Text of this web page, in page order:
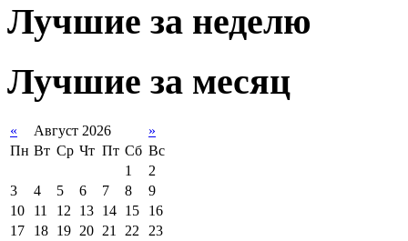
Лучшие за неделю
Лучшие за месяц
« Август 2026
»
Пн Вт Ср Чт Пт Сб Вс
1
2
3
4 5 6 7 8
9
10
11 12 13 14 15
16
17
18 19 20 21 22
23